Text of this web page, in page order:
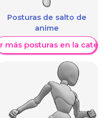
Posturas de salto de
anime
más posturas en la